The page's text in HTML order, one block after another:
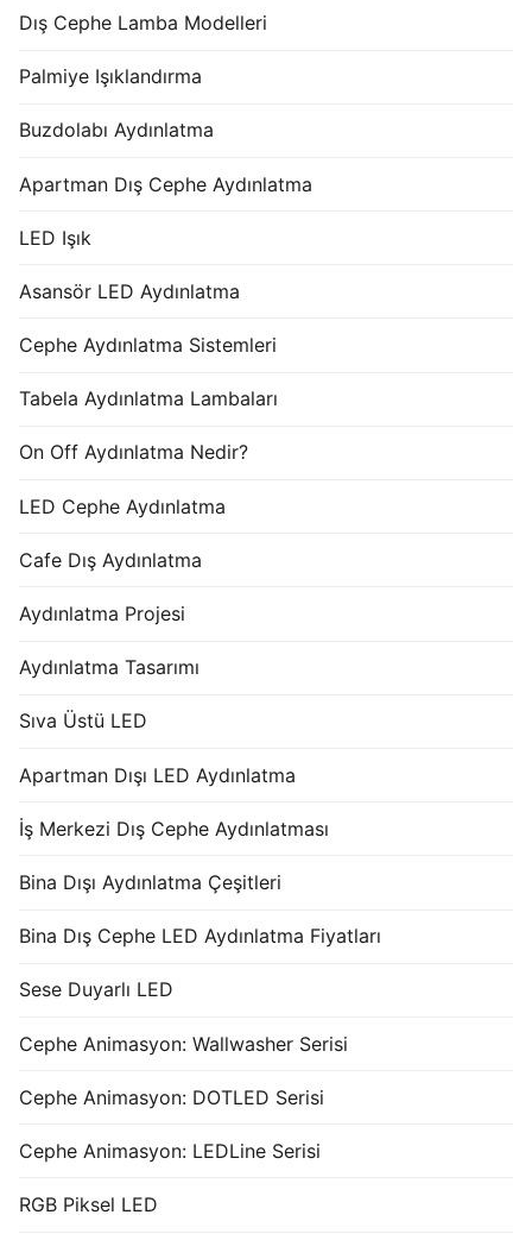
Dış Cephe Lamba Modelleri
Palmiye Işıklandırma
Buzdolabı Aydınlatma
Apartman Dış Cephe Aydınlatma
LED Işık
Asansör LED Aydınlatma
Cephe Aydınlatma Sistemleri
Tabela Aydınlatma Lambaları
On Off Aydınlatma Nedir?
LED Cephe Aydınlatma
Cafe Dış Aydınlatma
Aydınlatma Projesi
Aydınlatma Tasarımı
Sıva Üstü LED
Apartman Dışı LED Aydınlatma
İş Merkezi Dış Cephe Aydınlatması
Bina Dışı Aydınlatma Çeşitleri
Bina Dış Cephe LED Aydınlatma Fiyatları
Sese Duyarlı LED
Cephe Animasyon: Wallwasher Serisi
Cephe Animasyon: DOTLED Serisi
Cephe Animasyon: LEDLine Serisi
RGB Piksel LED